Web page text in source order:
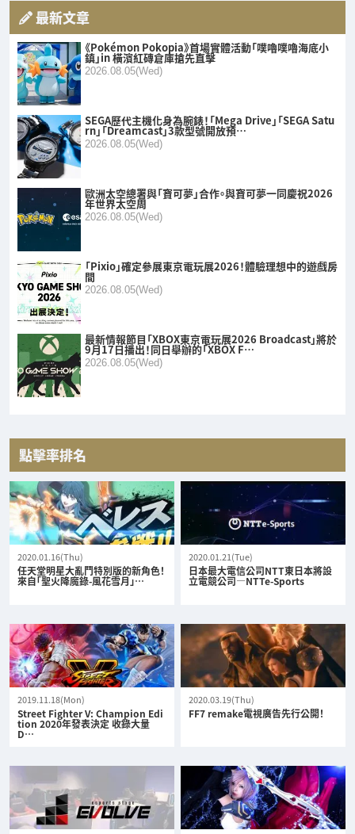
最新文章
《Pokémon Pokopia》首場實體活動「噗嚕噗嚕海底小
鎮」in 橫濱紅磚倉庫搶先直擊
2026.08.05(Wed)
SEGA歷代主機化身為腕錶！「Mega Drive」「SEGA Satu
rn」「Dreamcast」3款型號開放預…
2026.08.05(Wed)
歐洲太空總署與「寶可夢」合作。與寶可夢一同慶祝2026
年世界太空周
2026.08.05(Wed)
「Pixio」確定參展東京電玩展2026！體驗理想中的遊戲房
間
2026.08.05(Wed)
最新情報節目「XBOX東京電玩展2026 Broadcast」將於
9月17日播出！同日舉辦的「XBOX F…
2026.08.05(Wed)
點擊率排名
2020.01.16(Thu)
任天堂明星大亂鬥特別版的新角色！
來自「聖火降魔錄-風花雪月」…
2020.01.21(Tue)
日本最大電信公司NTT東日本將設
立電競公司—NTTe-Sports
2019.11.18(Mon)
Street Fighter V: Champion Edi
tion 2020年發表決定 收錄大量
D…
2020.03.19(Thu)
FF7 remake電視廣告先行公開！